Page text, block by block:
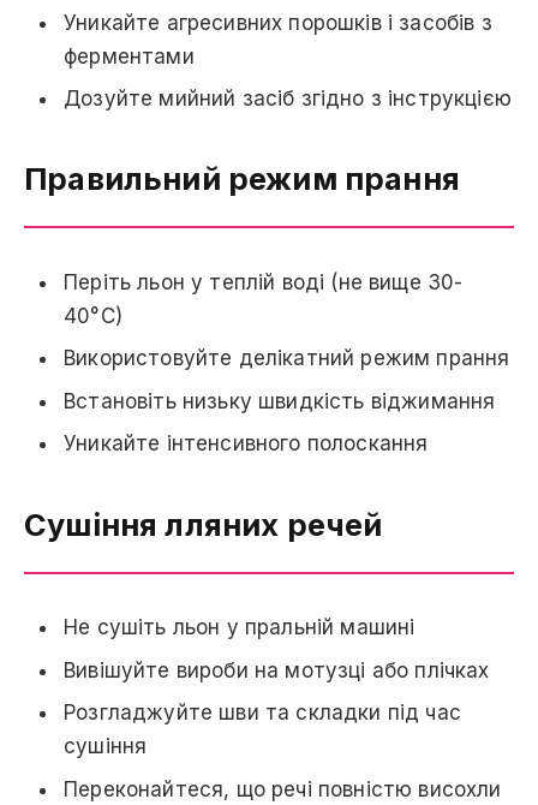
Уникайте агресивних порошків і засобів з
ферментами
Дозуйте мийний засіб згідно з інструкцією
Правильний режим прання
Періть льон у теплій воді (не вище 30-
40°С)
Використовуйте делікатний режим прання
Встановіть низьку швидкість віджимання
Уникайте інтенсивного полоскання
Сушіння лляних речей
Не сушіть льон у пральній машині
Вивішуйте вироби на мотузці або плічках
Розгладжуйте шви та складки під час
сушіння
Переконайтеся, що речі повністю висохли